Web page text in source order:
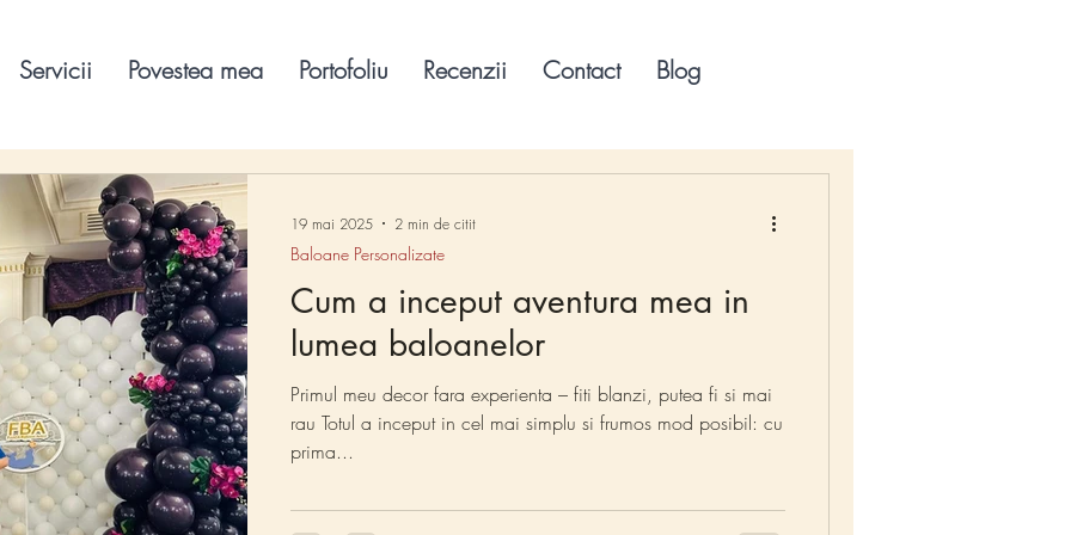
Servicii Povestea mea Portofoliu Recenzii Contact Blog
Cum a inceput aventura mea in
lumea baloanelor
Primul meu decor fara experienta – fiti blanzi, putea fi si mai
rau Totul a inceput in cel mai simplu si frumos mod posibil: cu
prima...
Baloane Personalizate
19 mai 2025 2 min de citit